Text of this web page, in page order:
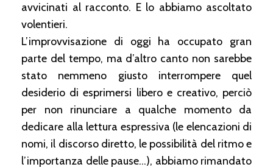
avvicinati al racconto. E lo abbiamo ascoltato
volentieri.
L’improvvisazione di oggi ha occupato gran
parte del tempo, ma d’altro canto non sarebbe
stato nemmeno giusto interrompere quel
desiderio di esprimersi libero e creativo, perciò
per non rinunciare a qualche momento da
dedicare alla lettura espressiva (le elencazioni di
nomi, il discorso diretto, le possibilità del ritmo e
l’importanza delle pause…), abbiamo rimandato